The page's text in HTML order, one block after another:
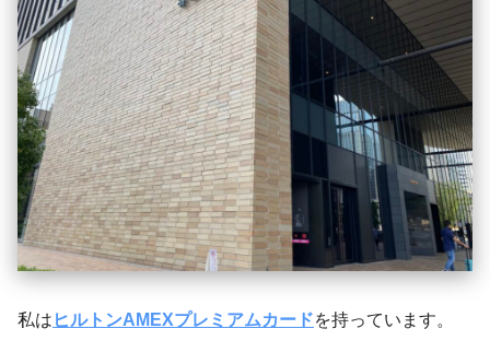
私は ヒルトンAMEXプレミアムカードを持っています。